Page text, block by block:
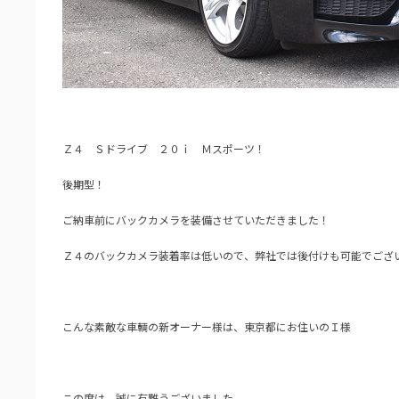
Ｚ４ Ｓドライブ ２０ｉ Ｍスポーツ！
後期型！
ご納車前にバックカメラを装備させていただきました！
Ｚ４のバックカメラ装着率は低いので、弊社では後付けも可能でござ
こんな素敵な車輌の新オーナー様は、東京都にお住いのＩ様